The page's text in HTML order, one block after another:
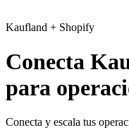
Kaufland + Shopify
Conecta
para
Conecta y escala tus